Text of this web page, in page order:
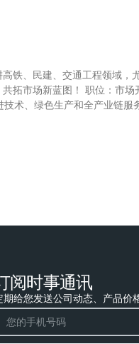
铁、民建、交通工程领域，
拓市场新蓝图！ 职位：市
术、绿色生产和全产业链
阅时事通讯
期给您发送公司动态、产品价